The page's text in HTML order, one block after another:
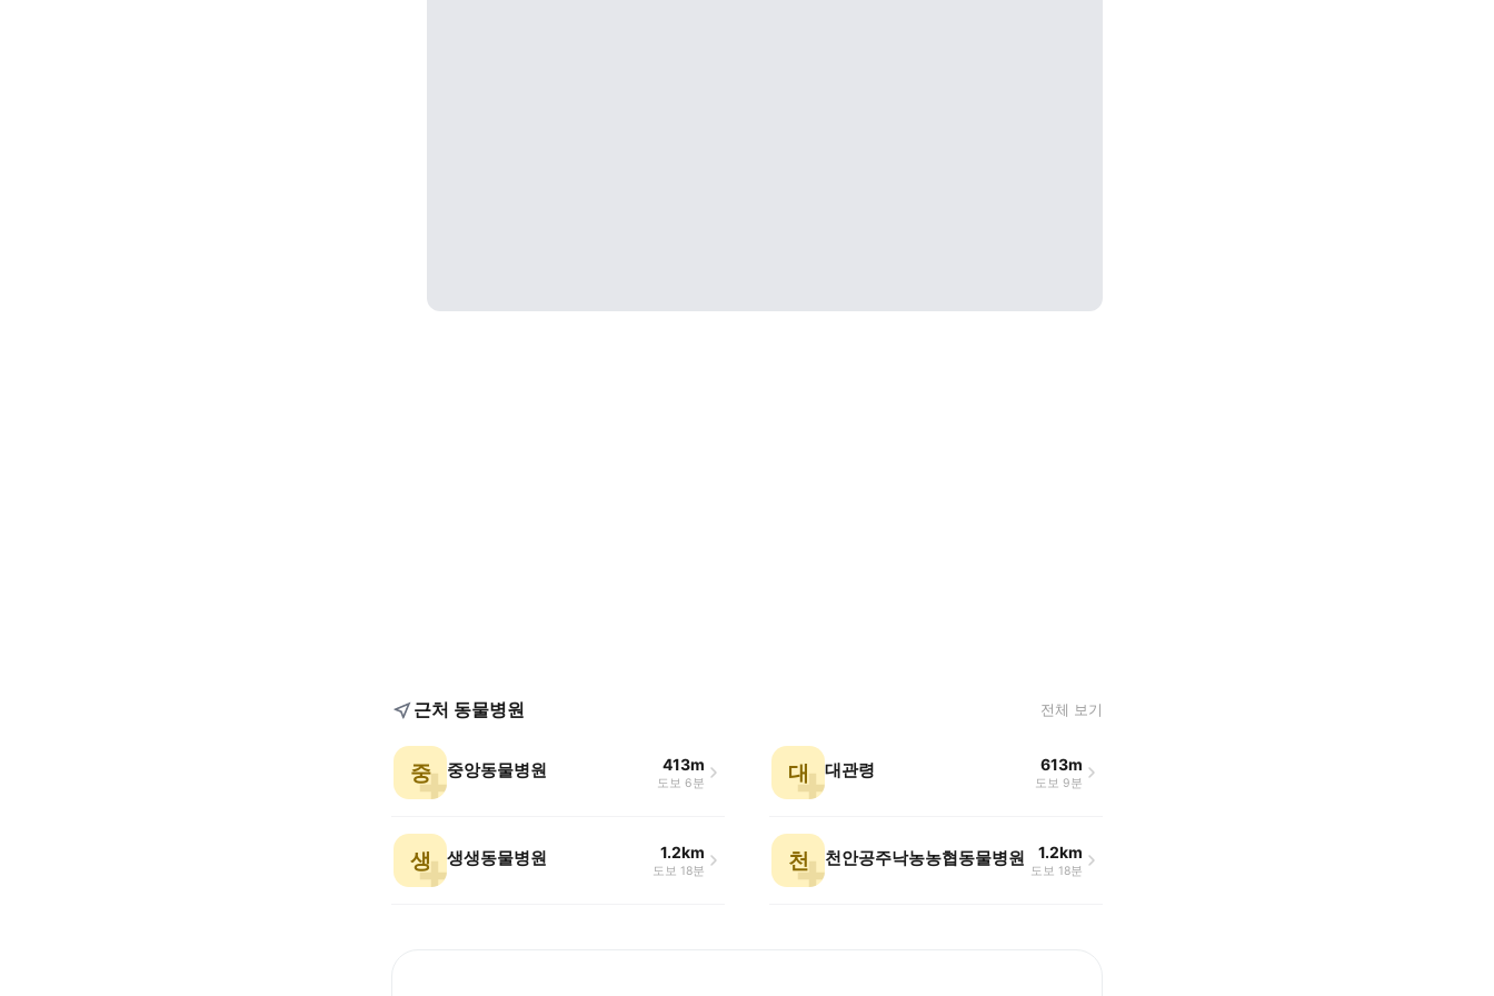
근처 동물병원 전체 보기
중 중앙동물병원 413m
도보 6분 대 대관령 613m
도보 9분
생 생생동물병원 1.2km
도보 18분 천 천안공주낙농농협동물병원 1.2km
도보 18분